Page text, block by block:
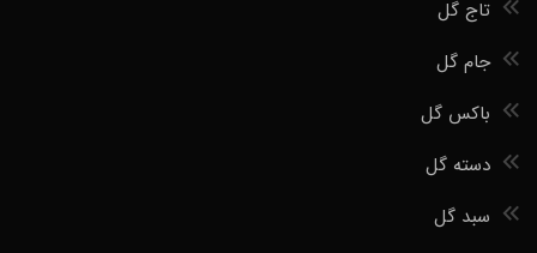
تاج گل
جام گل
باکس گل
دسته گل
سبد گل